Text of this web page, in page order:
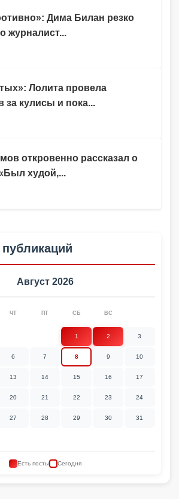
откровенно рассказал о
худой,...
Дима Билан резко
журналист...
Лолита провела
за кулисы и пока...
Август 2026
ЧТ ПТ СБ ВС
1 2 3
6 7 8 9 10
13 14 15 16 17
20 21 22 23 24
27 28 29 30 31
Есть посты Сегодня